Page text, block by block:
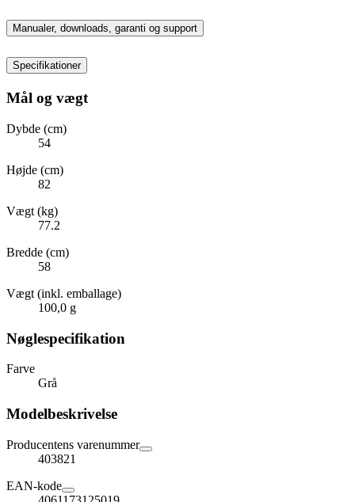
Manualer, downloads, garanti og support
Specifikationer
Mål og vægt
Dybde (cm)
54
Højde (cm)
82
Vægt (kg)
77.2
Bredde (cm)
58
Vægt (inkl. emballage)
100,0 g
Nøglespecifikation
Farve
Grå
Modelbeskrivelse
Producentens varenummer
403821
EAN-kode